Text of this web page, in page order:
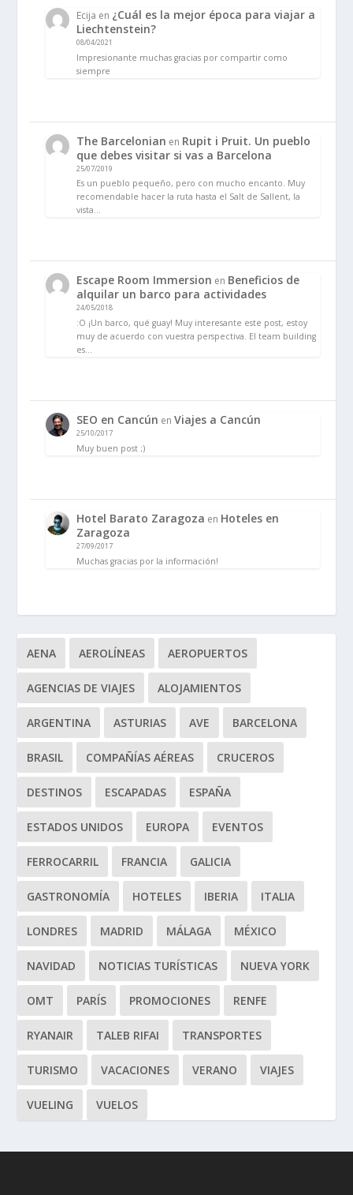
Ecija en ¿Cuál es la mejor época para viajar a
Liechtenstein?
08/04/2021
Impresionante muchas gracias por compartir como
siempre
The Barcelonian en Rupit i Pruit. Un pueblo
que debes visitar si vas a Barcelona
25/07/2019
Es un pueblo pequeño, pero con mucho encanto. Muy
recomendable hacer la ruta hasta el Salt de Sallent, la
vista…
Escape Room Immersion en Beneficios de
alquilar un barco para actividades
24/05/2018
:O ¡Un barco, qué guay! Muy interesante este post, estoy
muy de acuerdo con vuestra perspectiva. El team building
es…
SEO en Cancún enViajes a Cancún
25/10/2017
Muy buen post ;)
Hotel Barato Zaragoza en Hoteles en
Zaragoza
27/09/2017
Muchas gracias por la información!
AENA AEROLÍNEAS AEROPUERTOS
AGENCIAS DE VIAJES ALOJAMIENTOS
ARGENTINA ASTURIAS AVE BARCELONA
BRASIL COMPAÑÍAS AÉREAS CRUCEROS
DESTINOS ESCAPADAS ESPAÑA
ESTADOS UNIDOS EUROPA EVENTOS
FERROCARRIL FRANCIA GALICIA
GASTRONOMÍA HOTELES IBERIA ITALIA
LONDRES MADRID MÁLAGA MÉXICO
NAVIDAD NOTICIAS TURÍSTICAS NUEVA YORK
OMT PARÍS PROMOCIONES RENFE
RYANAIR TALEB RIFAI TRANSPORTES
TURISMO VACACIONES VERANO VIAJES
VUELING VUELOS